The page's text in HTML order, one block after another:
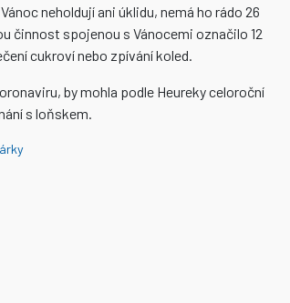
neholdují ani úklidu, nemá ho rádo 26
činnost spojenou s Vánocemi označilo 12
cukroví nebo zpívání koled.
by mohla podle Heureky celoroční
s loňskem.